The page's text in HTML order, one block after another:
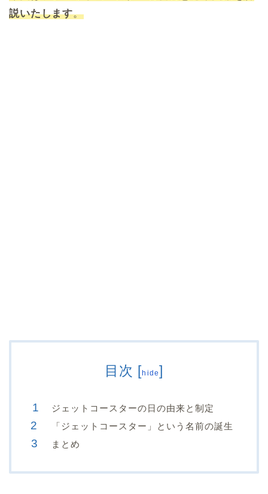
説いたします。
目次 [hide]
ジェットコースターの日の由来と制定
「ジェットコースター」という名前の誕生
まとめ